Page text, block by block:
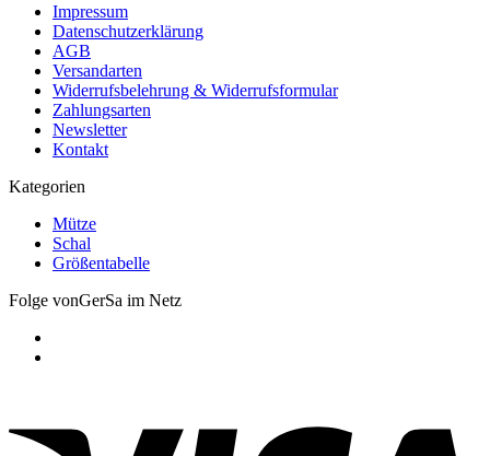
Impressum
Datenschutzerklärung
AGB
Versandarten
Widerrufsbelehrung & Widerrufsformular
Zahlungsarten
Newsletter
Kontakt
Kategorien
Mütze
Schal
Größentabelle
Folge vonGerSa im Netz